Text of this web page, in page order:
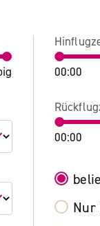
00:00
00:00
Nur